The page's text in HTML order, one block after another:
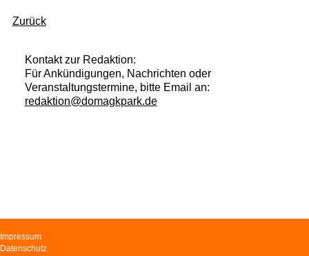
Zurück
Kontakt zur Redaktion:
Für Ankündigungen, Nachrichten oder
Veranstaltungstermine, bitte Email an:
redaktion@domagkpark.de
Navigation
überspringen
Impressum
Datenschutz